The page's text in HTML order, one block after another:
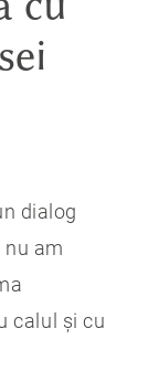
dialog
am
calul și cu